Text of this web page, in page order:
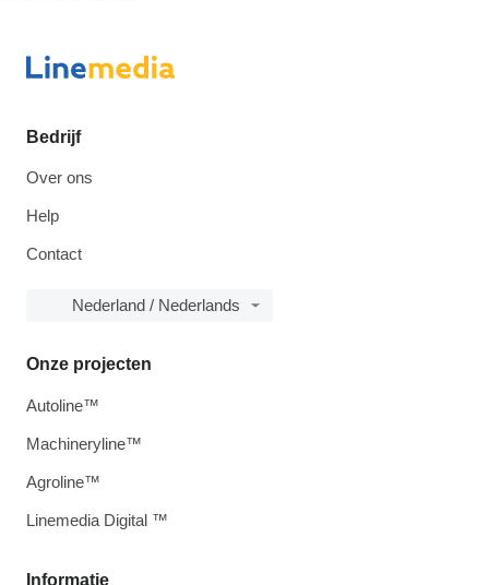
Bedrijf
Over ons
Help
Contact
Nederland / Nederlands
Informatie
Onze projecten
Autoline™
Machineryline™
Agroline™
Linemedia Digital ™